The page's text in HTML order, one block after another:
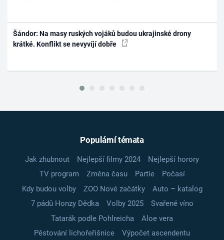
Šándor: Na masy ruských vojáků budou ukrajinské drony
krátké. Konflikt se nevyvíjí dobře
Populární témata
Jak zhubnout Nejlepší filmy 2024
Nejlepší horory
TV program
Změna času Partie
Počasí
Kdy budou volby
ZOO Nové začátky
Auto – katalog
7 pádů Honzy Dědka
Volby 2025
Svařené víno
Tatarák podle Pohlreicha
Aloe vera
Pěstování lichořeřišnice
Výpočet ascendentu